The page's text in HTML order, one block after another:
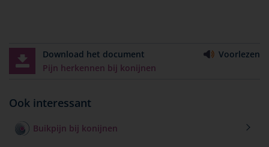
Download het document
Pijn herkennen bij konijnen
Voorlezen
Ook interessant
Buikpijn bij konijnen